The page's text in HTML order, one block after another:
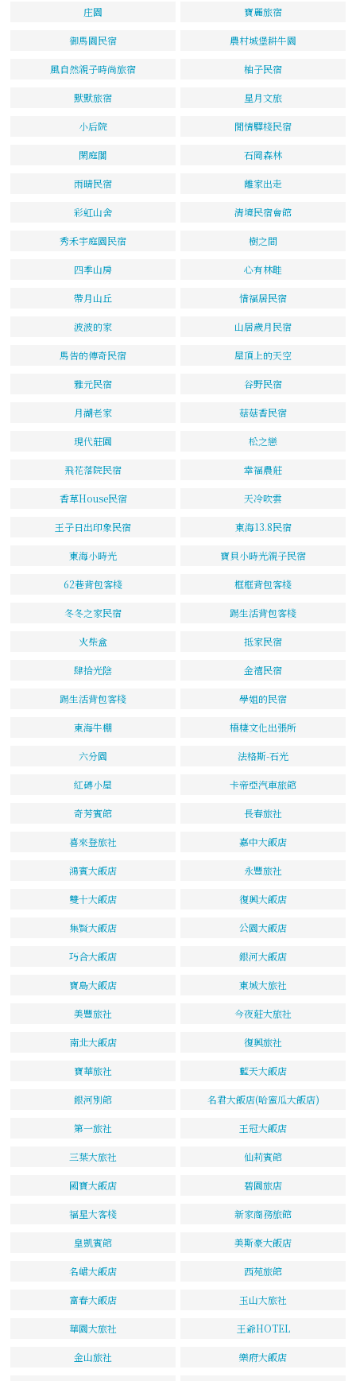
庄園 寶麗旅宿
御馬園民宿 農村城堡耕牛園
風自然親子時尚旅宿 柚子民宿
默默旅宿 星月文旅
小后院 閒情驛棧民宿
閑庭閣 石岡森林
雨晴民宿 離家出走
彩虹山舍 清境民宿會館
秀禾宇庭園民宿 樹之間
四季山房 心有林畦
帶月山丘 惜福居民宿
波波的家 山居歲月民宿
馬告的傳奇民宿 屋頂上的天空
雅元民宿 谷野民宿
月湖老家 菇菇香民宿
現代莊園 松之戀
飛花落院民宿 幸福農莊
香草House民宿 天冷吹雲
王子日出印象民宿 東海13.8民宿
東海小時光 寶貝小時光親子民宿
62巷背包客棧 框框背包客棧
冬冬之家民宿 踢生活背包客棧
火柴盒 抵家民宿
肆拾光陰 金禧民宿
踢生活背包客棧 學姐的民宿
東海牛棚 梧棲文化出張所
六分園 法格斯-石光
紅磚小屋 卡帝亞汽車旅館
奇芳賓館 長春旅社
喜來登旅社 嘉中大飯店
鴻賓大飯店 永豐旅社
雙十大飯店 復興大飯店
集賢大飯店 公園大飯店
巧合大飯店 銀河大飯店
寶島大飯店 東城大旅社
美豐旅社 今夜莊大旅社
南北大飯店 復興旅社
寶華旅社 藍天大飯店
銀河別館 名君大飯店(哈蜜瓜大飯店)
第一旅社 王冠大飯店
三葉大旅社 仙莉賓館
國寶大飯店 碧園旅店
福星大客棧 新家商務旅館
皇凱賓館 美斯豪大飯店
名峮大飯店 西苑旅館
富春大飯店 玉山大旅社
華園大旅社 王爺HOTEL
金山旅社 樂府大飯店